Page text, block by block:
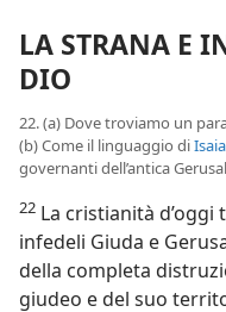
LA STRANA E
DIO
22. (a) Dove troviamo un
(b) Come il linguaggio di
governanti dell’antica
22 La cristianità
infedeli Giuda e
della completa
giudeo e del suo